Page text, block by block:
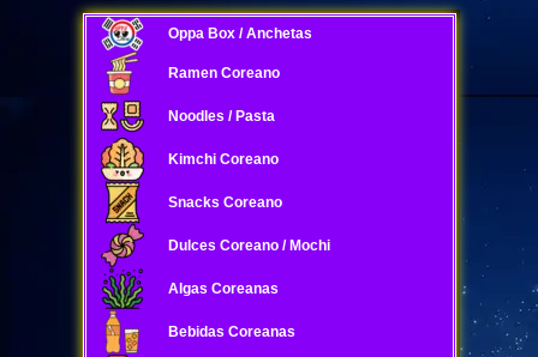
Oppa Box / Anchetas
Ramen Coreano
Noodles / Pasta
Kimchi Coreano
Snacks Coreano
Dulces Coreano / Mochi
Algas Coreanas
Bebidas Coreanas